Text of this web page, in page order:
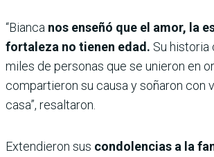
“Bianca nos enseñó que el amor, la
fortaleza no tienen edad. Su historia
miles de personas que se unieron en
compartieron su causa y soñaron con
casa”, resaltaron.
Extendieron sus condolencias a la